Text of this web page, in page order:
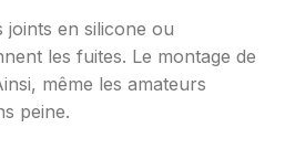
joints en silicone ou
les fuites. Le montage de
même les amateurs
peine.